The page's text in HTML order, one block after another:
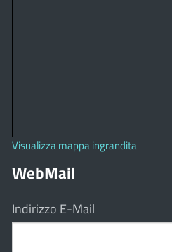
Visualizza mappa ingrandita
WebMail
Indirizzo E-Mail